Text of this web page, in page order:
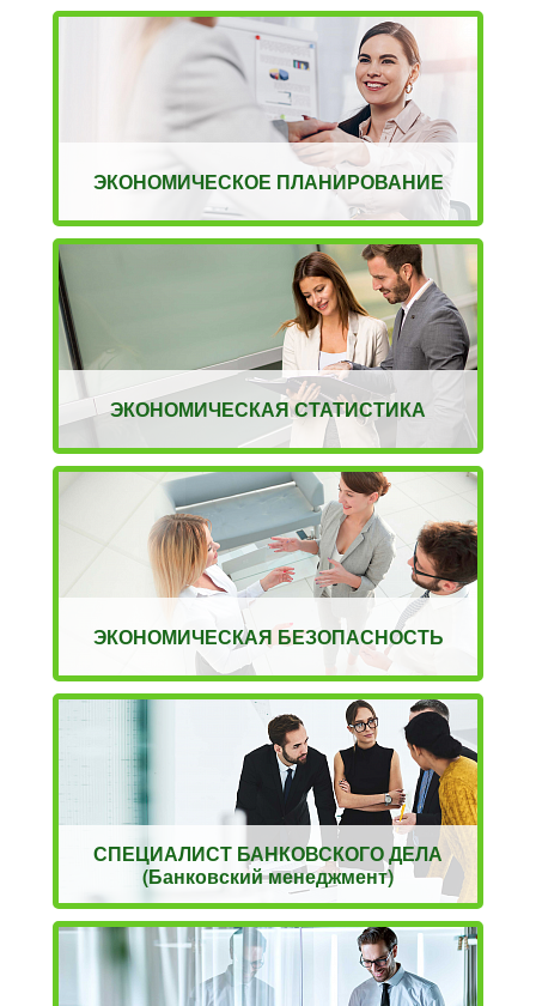
ЭКОНОМИЧЕСКОЕ ПЛАНИРОВАНИЕ
ЭКОНОМИЧЕСКАЯ СТАТИСТИКА
ЭКОНОМИЧЕСКАЯ БЕЗОПАСНОСТЬ
СПЕЦИАЛИСТ БАНКОВСКОГО ДЕЛА
(Банковский менеджмент)